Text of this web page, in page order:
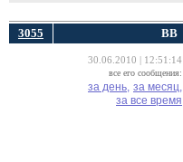
3055 ВВ
30.06.2010 | 12:51:14
все его сообщения:
за день, за месяц,
за все время